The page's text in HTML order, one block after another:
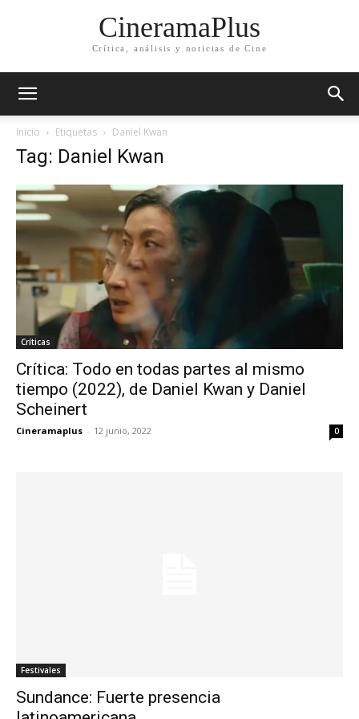
CineramaPlus
Crítica, análisis y noticias de Cine
Inicio Etiquetas Daniel Kwan
Tag: Daniel Kwan
Críticas
Crítica: Todo en todas partes al mismo
tiempo (2022), de Daniel Kwan y Daniel
Scheinert
Cineramaplus - 12 junio, 2022 0
Festivales
Sundance: Fuerte presencia